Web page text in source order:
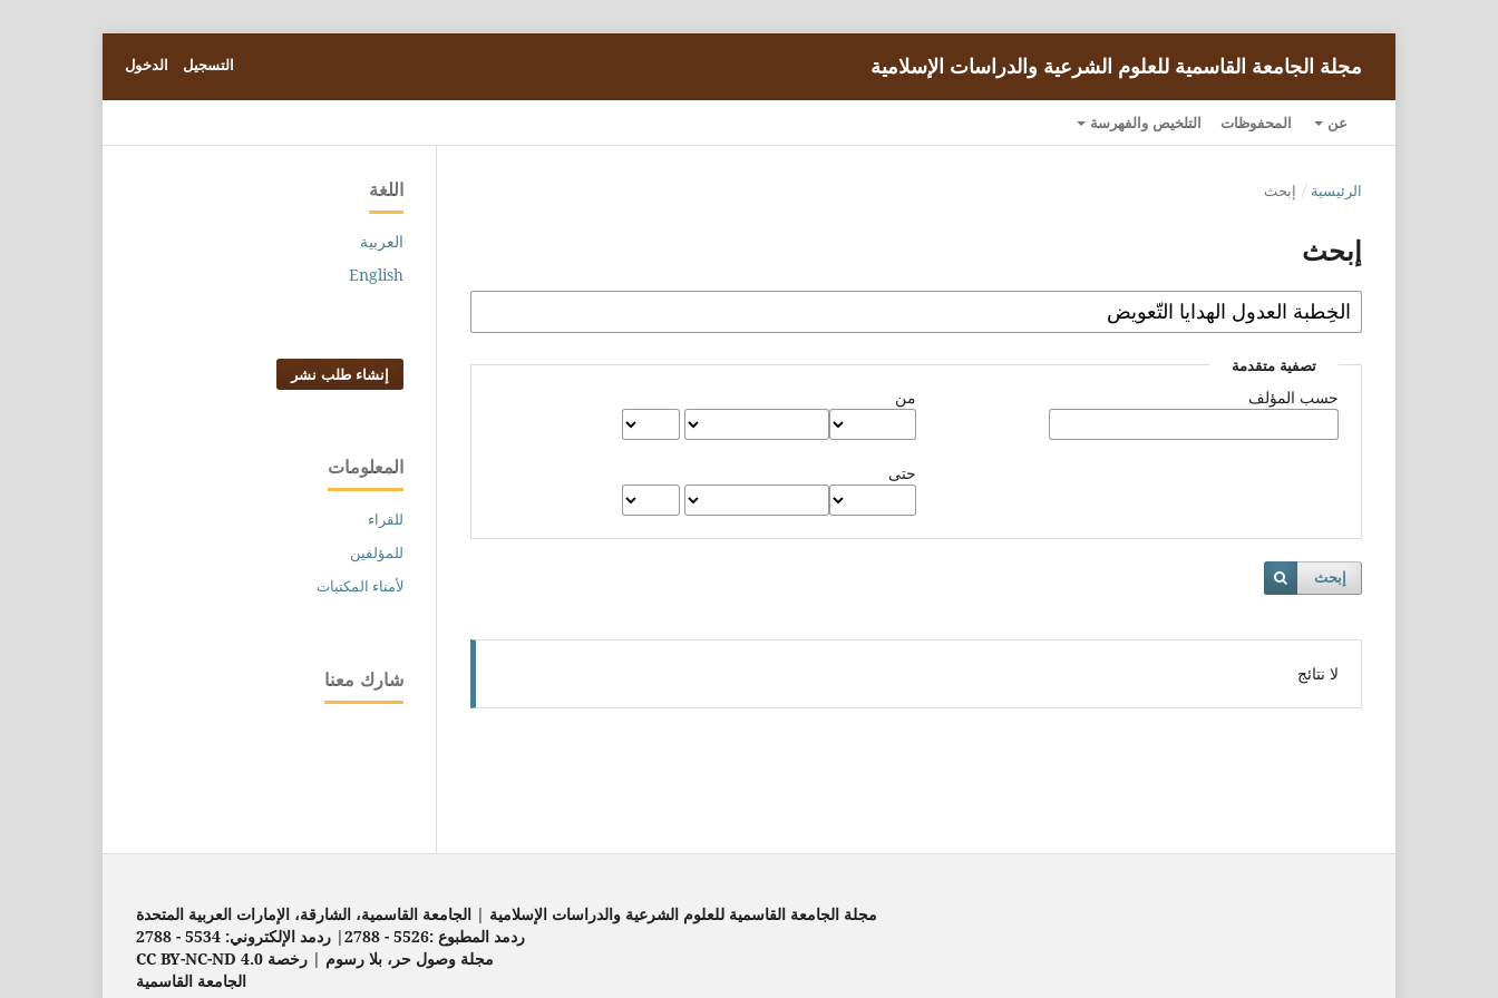
مجلة الجامعة القاسمية للعلوم الشرعية والدراسات الإسلامية
عن المحفوظات التلخيص والفهرسة
التسجيل الدخول
الرئيسية / إبحث
إبحث
تصفية متقدمة
من
حتى
حسب المؤلف
إبحث
لا نتائج
اللغة
العربية
English
إنشاء طلب نشر
المعلومات
للقراء
للمؤلفين
لأمناء المكتبات
شارك معنا
مجلة الجامعة القاسمية للعلوم الشرعية والدراسات الإسلامية | الجامعة القاسمية، الشارقة، الإمارات العربية المتحدة
ردمد المطبوع :5526 - 2788| ردمد الإلكتروني: 5534 - 2788
مجلة وصول حر، بلا رسوم | رخصة CC BY-NC-ND 4.0
الجامعة القاسمية